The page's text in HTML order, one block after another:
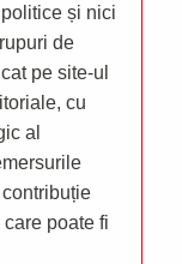
și nici
de
pe site-ul
cu
al
poate fi